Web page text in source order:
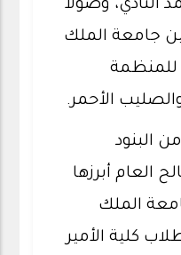
النادي، وصولاً
جامعة الملك
للمنظمة
الأحمر.
البنود
العام أبرزها
الملك
كلية الأمير